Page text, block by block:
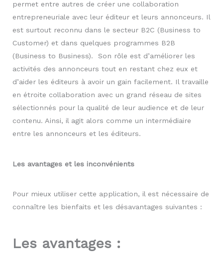
permet entre autres de créer une collaboration
entrepreneuriale avec leur éditeur et leurs annonceurs. Il
est surtout reconnu dans le secteur B2C (Business to
Customer) et dans quelques programmes B2B
(Business to Business). Son rôle est d’améliorer les
activités des annonceurs tout en restant chez eux et
d’aider les éditeurs à avoir un gain facilement. Il travaille
en étroite collaboration avec un grand réseau de sites
sélectionnés pour la qualité de leur audience et de leur
contenu. Ainsi, il agit alors comme un intermédiaire
entre les annonceurs et les éditeurs.
Les avantages et les inconvénients
Pour mieux utiliser cette application, il est nécessaire de
connaître les bienfaits et les désavantages suivantes :
Les avantages :